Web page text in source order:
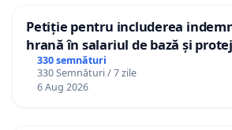
Petiție pentru includerea
hrană în salariul de bază și
gradațiilor de vechime pentru
personali
330 semnături
330 Semnături / 7 zile
6 Aug 2026